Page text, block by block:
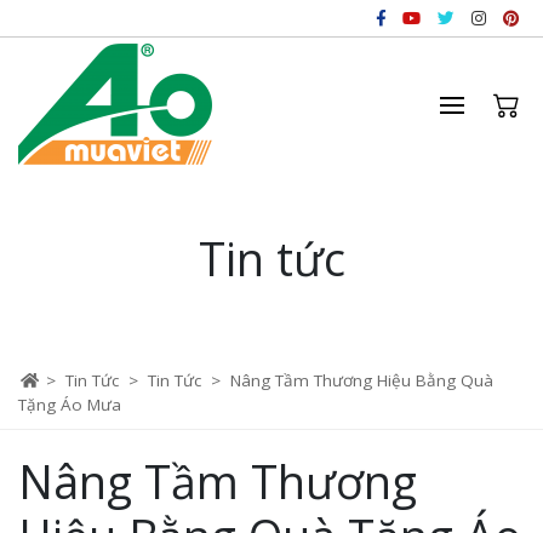
Tin tức
> Tin Tức > Tin Tức > Nâng Tầm Thương Hiệu Bằng Quà
Tặng Áo Mưa
Nâng Tầm Thương